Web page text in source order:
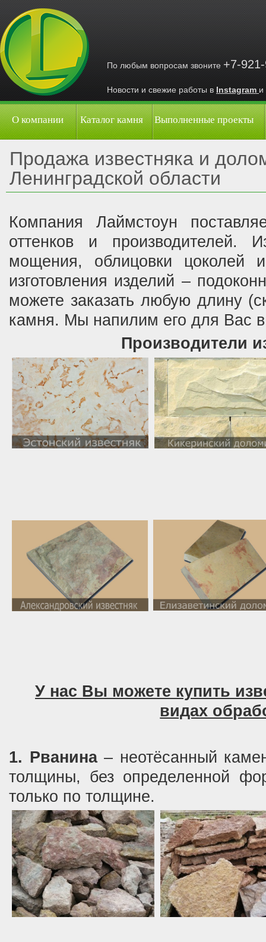
По любым вопросам звоните+7-
Новости и свежие работы в Instagram и
О компании Каталог камня Выполненные проекты
Продажа известняка и
Ленинградской области
Компания Лаймстоун
оттенков и производителей.
мощения, облицовки
изготовления изделий –
можете заказать любую длину
камня. Мы напилим его для Вас
Производители
У нас Вы можете купить
видах
1. Рванина– неотёсанный
толщины, без определенной
только по толщине.